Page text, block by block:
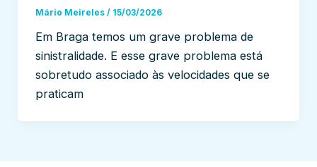
Mário Meireles / 15/03/2026
Em Braga temos um grave problema de
sinistralidade. E esse grave problema está
sobretudo associado às velocidades que se
praticam